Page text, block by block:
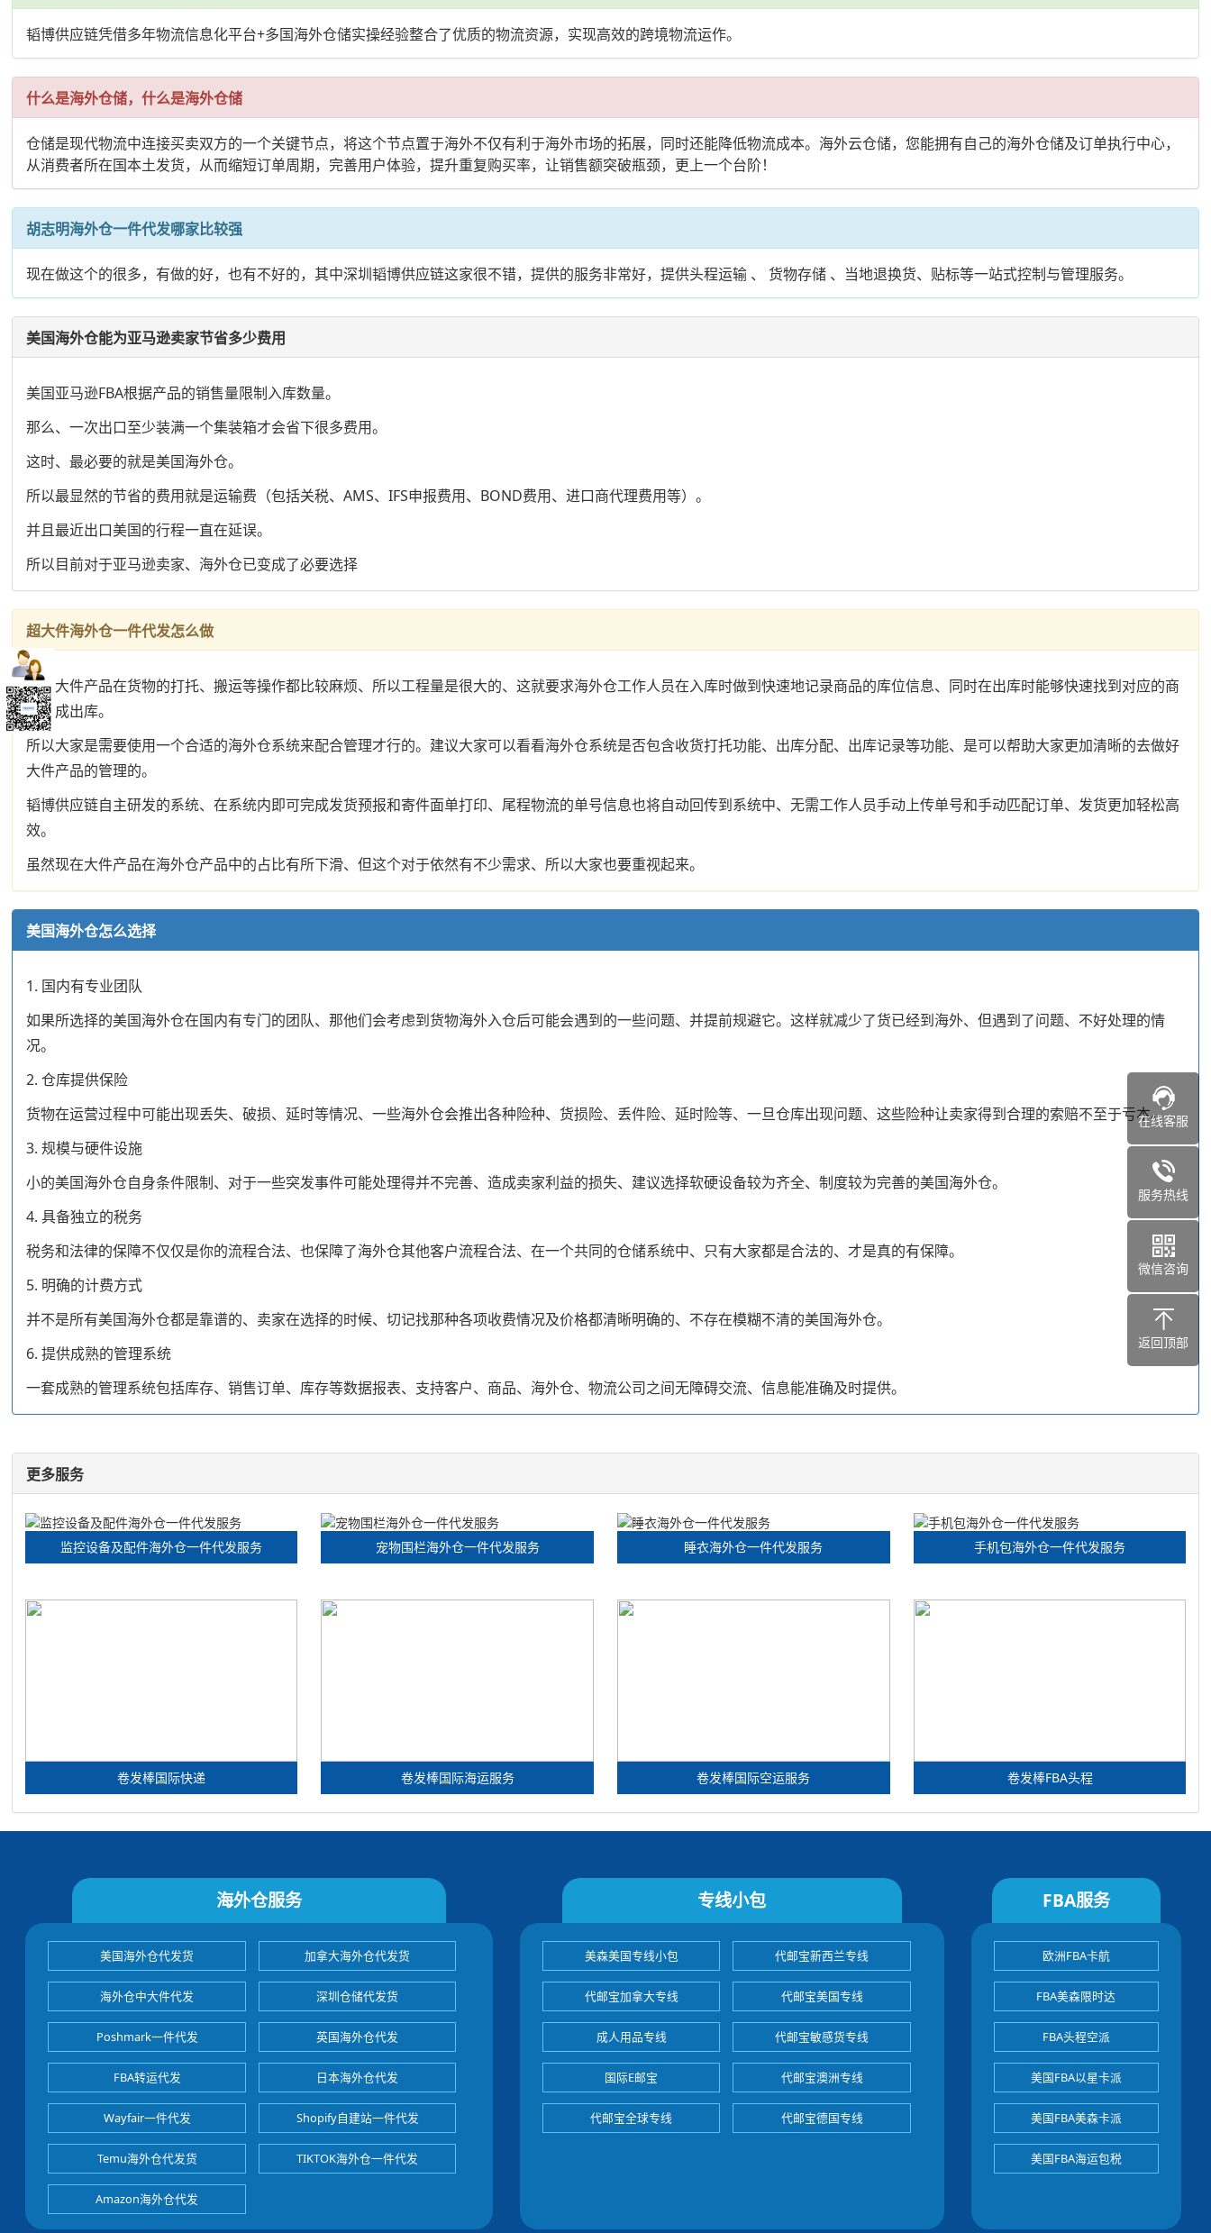
韬博供应链凭借多年物流信息化平台+多国海外仓储实操经验整合了优质的物流资源，实现高效的跨境物流运作。
什么是海外仓储，什么是海外仓储
仓储是现代物流中连接买卖双方的一个关键节点，将这个节点置于海外不仅有利于海外市场的拓展，同时还能降低物流成本。海外云仓储，您能拥有自己的海外仓储及订单执行中心，
从消费者所在国本土发货，从而缩短订单周期，完善用户体验，提升重复购买率，让销售额突破瓶颈，更上一个台阶！
胡志明海外仓一件代发哪家比较强
现在做这个的很多，有做的好，也有不好的，其中深圳韬博供应链这家很不错，提供的服务非常好，提供头程运输 、 货物存储 、当地退换货、贴标等一站式控制与管理服务。
美国海外仓能为亚马逊卖家节省多少费用
美国亚马逊FBA根据产品的销售量限制入库数量。
那么、一次出口至少装满一个集装箱才会省下很多费用。
这时、最必要的就是美国海外仓。
所以最显然的节省的费用就是运输费（包括关税、AMS、IFS申报费用、BOND费用、进口商代理费用等）。
并且最近出口美国的行程一直在延误。
所以目前对于亚马逊卖家、海外仓已变成了必要选择
超大件海外仓一件代发怎么做
因为大件产品在货物的打托、搬运等操作都比较麻烦、所以工程量是很大的、这就要求海外仓工作人员在入库时做到快速地记录商品的库位信息、同时在出库时能够快速找到对应的商
品完成出库。
所以大家是需要使用一个合适的海外仓系统来配合管理才行的。建议大家可以看看海外仓系统是否包含收货打托功能、出库分配、出库记录等功能、是可以帮助大家更加清晰的去做好
大件产品的管理的。
韬博供应链自主研发的系统、在系统内即可完成发货预报和寄件面单打印、尾程物流的单号信息也将自动回传到系统中、无需工作人员手动上传单号和手动匹配订单、发货更加轻松高
效。
虽然现在大件产品在海外仓产品中的占比有所下滑、但这个对于依然有不少需求、所以大家也要重视起来。
美国海外仓怎么选择
1. 国内有专业团队
如果所选择的美国海外仓在国内有专门的团队、那他们会考虑到货物海外入仓后可能会遇到的一些问题、并提前规避它。这样就减少了货已经到海外、但遇到了问题、不好处理的情
况。
2. 仓库提供保险
货物在运营过程中可能出现丢失、破损、延时等情况、一些海外仓会推出各种险种、货损险、丢件险、延时险等、一旦仓库出现问题、这些险种让卖家得到合理的索赔不至于亏本。
3. 规模与硬件设施
小的美国海外仓自身条件限制、对于一些突发事件可能处理得并不完善、造成卖家利益的损失、建议选择软硬设备较为齐全、制度较为完善的美国海外仓。
4. 具备独立的税务
税务和法律的保障不仅仅是你的流程合法、也保障了海外仓其他客户流程合法、在一个共同的仓储系统中、只有大家都是合法的、才是真的有保障。
5. 明确的计费方式
并不是所有美国海外仓都是靠谱的、卖家在选择的时候、切记找那种各项收费情况及价格都清晰明确的、不存在模糊不清的美国海外仓。
6. 提供成熟的管理系统
一套成熟的管理系统包括库存、销售订单、库存等数据报表、支持客户、商品、海外仓、物流公司之间无障碍交流、信息能准确及时提供。
更多服务
监控设备及配件海外仓一件代发服务 宠物围栏海外仓一件代发服务 睡衣海外仓一件代发服务 手机包海外仓一件代发服务
卷发棒国际快递 卷发棒国际海运服务 卷发棒国际空运服务 卷发棒FBA头程
海外仓服务
美国海外仓代发货 加拿大海外仓代发货
海外仓中大件代发 深圳仓储代发货
Poshmark一件代发 英国海外仓代发
FBA转运代发 日本海外仓代发
Wayfair一件代发 Shopify自建站一件代发
Temu海外仓代发货 TIKTOK海外仓一件代发
Amazon海外仓代发
专线小包
美森美国专线小包 代邮宝新西兰专线
代邮宝加拿大专线 代邮宝美国专线
成人用品专线 代邮宝敏感货专线
国际E邮宝 代邮宝澳洲专线
代邮宝全球专线 代邮宝德国专线
FBA服务
欧洲FBA卡航
FBA美森限时达
FBA头程空派
美国FBA以星卡派
美国FBA美森卡派
美国FBA海运包税
在线客服
服务热线
微信咨询
返回顶部